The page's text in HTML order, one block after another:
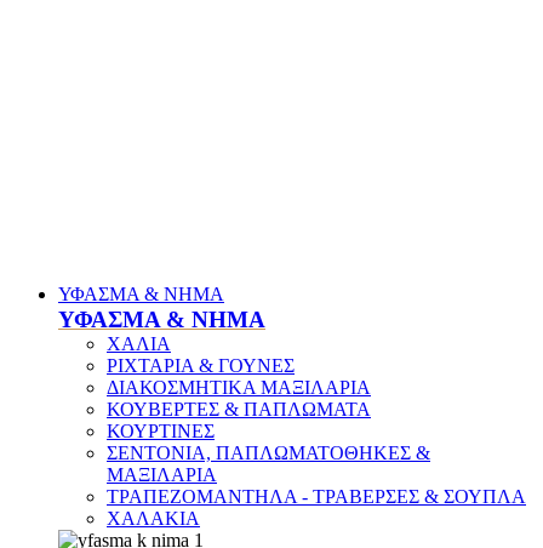
ΥΦΑΣΜΑ & ΝΗΜΑ
ΥΦΑΣΜΑ & ΝΗΜΑ
ΧΑΛΙΑ
ΡΙΧΤΑΡΙΑ & ΓΟΥΝΕΣ
ΔΙΑΚΟΣΜΗΤΙΚΑ ΜΑΞΙΛΑΡΙΑ
ΚΟΥΒΕΡΤΕΣ & ΠΑΠΛΩΜΑΤΑ
ΚΟΥΡΤΙΝΕΣ
ΣΕΝΤΟΝΙΑ, ΠΑΠΛΩΜΑΤΟΘΗΚΕΣ &
ΜΑΞΙΛΑΡΙΑ
ΤΡΑΠΕΖΟΜΑΝΤΗΛΑ - ΤΡΑΒΕΡΣΕΣ & ΣΟΥΠΛΑ
ΧΑΛΑΚΙΑ